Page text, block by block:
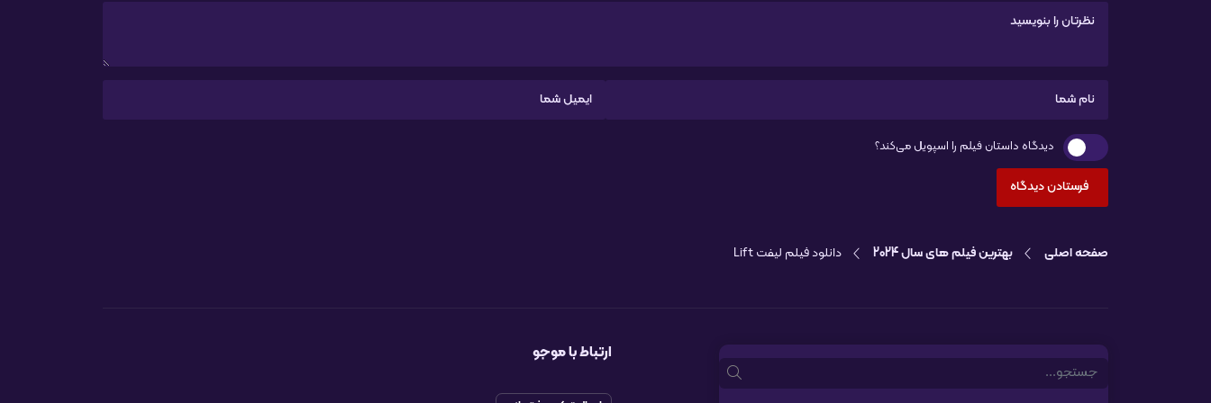
دیدگاه داستان فیلم را اسپویل می‌کند؟
صفحه اصلی بهترین فیلم های سال 2024 دانلود فیلم لیفت Lift
Search
ارتباط با موجو